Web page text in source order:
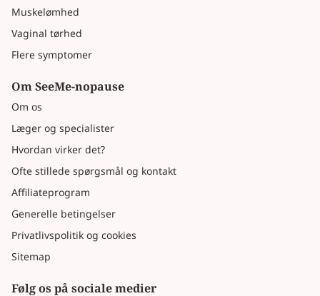
Muskelømhed
Vaginal tørhed
Flere symptomer
Om SeeMe-nopause
Om os
Læger og specialister
Hvordan virker det?
Ofte stillede spørgsmål og kontakt
Affiliateprogram
Generelle betingelser
Privatlivspolitik og cookies
Sitemap
Følg os på sociale medier